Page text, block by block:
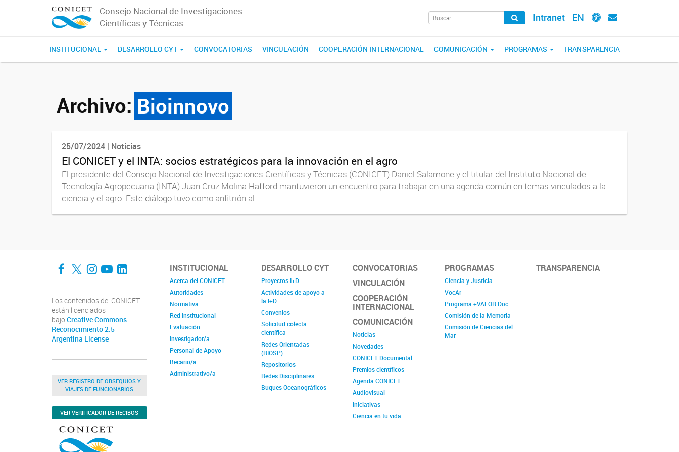
Consejo Nacional de Investigaciones
Científicas y Técnicas
Intranet EN
INSTITUCIONAL DESARROLLO CYT CONVOCATORIAS VINCULACIÓN COOPERACIÓN INTERNACIONAL COMUNICACIÓN PROGRAMAS TRANSPARENCIA
Archivo: Bioinnovo
25/07/2024 | Noticias
El CONICET y el INTA: socios estratégicos para la innovación en el agro
El presidente del Consejo Nacional de Investigaciones Científicas y Técnicas (CONICET) Daniel Salamone y el titular del Instituto Nacional de
Tecnología Agropecuaria (INTA) Juan Cruz Molina Hafford mantuvieron un encuentro para trabajar en una agenda común en temas vinculados a la
ciencia y el agro. Este diálogo tuvo como anfitrión al...
Facebook
Twitter
Instagram
YouTube
LinkedIn
Los contenidos del CONICET
están licenciados
bajo Creative Commons
Reconocimiento 2.5
Argentina License
VER REGISTRO DE OBSEQUIOS Y
VIAJES DE FUNCIONARIOS
VER VERIFICADOR DE RECIBOS
INSTITUCIONAL
Acerca del CONICET
Autoridades
Normativa
Red Institucional
Evaluación
Investigador/a
Personal de Apoyo
Becario/a
Administrativo/a
DESARROLLO CYT
Proyectos I+D
Actividades de apoyo a
la I+D
Convenios
Solicitud colecta
científica
Redes Orientadas
(RIOSP)
Repositorios
Redes Disciplinares
Buques Oceanográficos
CONVOCATORIAS
VINCULACIÓN
COOPERACIÓN
INTERNACIONAL
COMUNICACIÓN
Noticias
Novedades
CONICET Documental
Premios científicos
Agenda CONICET
Audiovisual
Iniciativas
Ciencia en tu vida
PROGRAMAS
Ciencia y Justicia
VocAr
Programa +VALOR.Doc
Comisión de la Memoria
Comisión de Ciencias del
Mar
TRANSPARENCIA